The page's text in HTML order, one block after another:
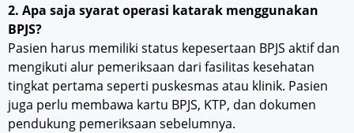
2. Apa saja syarat operasi katarak menggunakan
BPJS?
Pasien harus memiliki status kepesertaan BPJS aktif dan
mengikuti alur pemeriksaan dari fasilitas kesehatan
tingkat pertama seperti puskesmas atau klinik. Pasien
juga perlu membawa kartu BPJS, KTP, dan dokumen
pendukung pemeriksaan sebelumnya.